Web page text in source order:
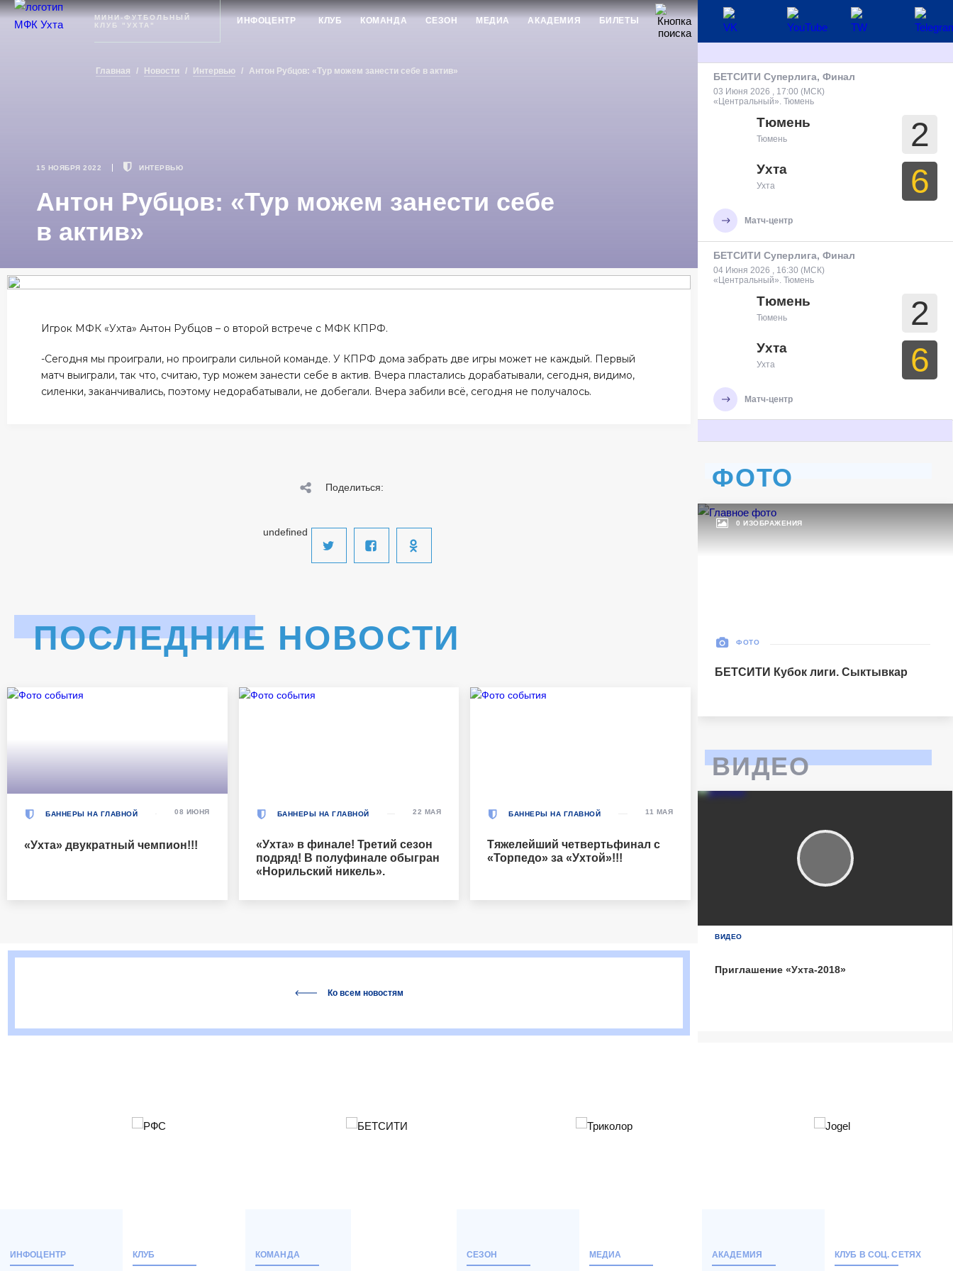
Ухта
МИНИ-ФУТБОЛЬНЫЙ
КЛУБ "УХТА"
ИНФОЦЕНТР КЛУБ КОМАНДА СЕЗОН МЕДИА АКАДЕМИЯ БИЛЕТЫ
Главная / Новости / Интервью / Антон Рубцов: «Тур можем занести себе в актив»
15 НОЯБРЯ 2022 ИНТЕРВЬЮ
Антон Рубцов: «Тур можем занести себе
в актив»
Игрок МФК «Ухта» Антон Рубцов – о второй встрече с МФК КПРФ.
-Сегодня мы проиграли, но проиграли сильной команде. У КПРФ дома забрать две игры может не каждый. Первый
матч выиграли, так что, считаю, тур можем занести себе в актив. Вчера пластались дорабатывали, сегодня, видимо,
силенки, заканчивались, поэтому недорабатывали, не добегали. Вчера забили всё, сегодня не получалось.
Поделиться:
undefined
ПОСЛЕДНИЕ НОВОСТИ
БАННЕРЫ НА ГЛАВНОЙ
«Ухта» двукратный чемпион!!!
08 ИЮНЯ БАННЕРЫ НА ГЛАВНОЙ
«Ухта» в финале! Третий сезон
подряд! В полуфинале обыгран
«Норильский никель».
22 МАЯ БАННЕРЫ НА ГЛАВНОЙ
Тяжелейший четвертьфинал с
«Торпедо» за «Ухтой»!!!
11 МАЯ
Ко всем новостям
Матч-центр
БЕТСИТИ Суперлига, Финал
03 Июня 2026 , 17:00 (МСК)
«Центральный». Тюмень
Тюмень
Тюмень 2
Ухта
Ухта 6
Матч-центр
БЕТСИТИ Суперлига, Финал
04 Июня 2026 , 16:30 (МСК)
«Центральный». Тюмень
Тюмень
Тюмень 2
Ухта
Ухта 6
Матч-центр
ФОТО
0 ИЗОБРАЖЕНИЯ
ФОТО
БЕТСИТИ Кубок лиги. Сыктывкар
ВИДЕО
ВИДЕО
Приглашение «Ухта-2018»
ИНФОЦЕНТР КЛУБ КОМАНДА СЕЗОН МЕДИА АКАДЕМИЯ КЛУБ В СОЦ. СЕТЯХ